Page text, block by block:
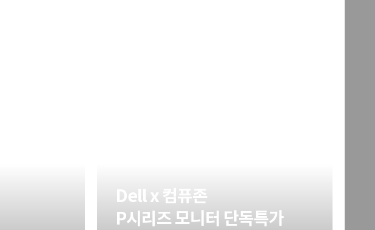
적립금 페이백!
Dell 구매왕
Dell x 컴퓨존
P시리즈 모니터 단독특가